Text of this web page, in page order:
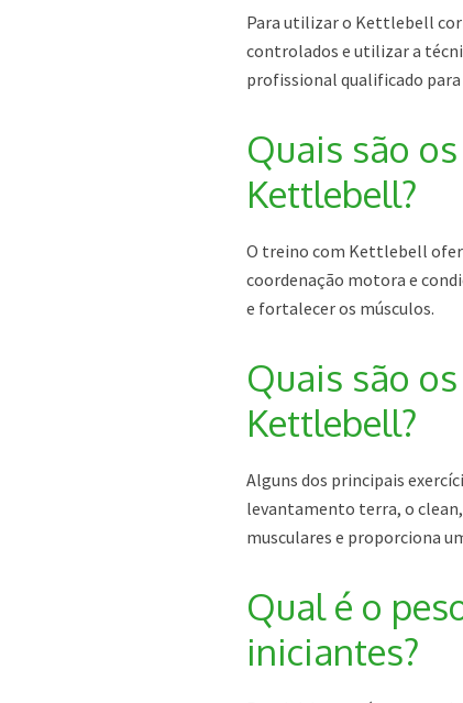
Para utilizar o Kettlebell
controlados e utilizar a
profissional qualificado
Quais são
Kettlebell?
O treino com Kettlebell
coordenação motora e
e fortalecer os músculos.
Quais são
Kettlebell?
Alguns dos principais
levantamento terra, o
musculares e proporciona
Qual é o
iniciantes?